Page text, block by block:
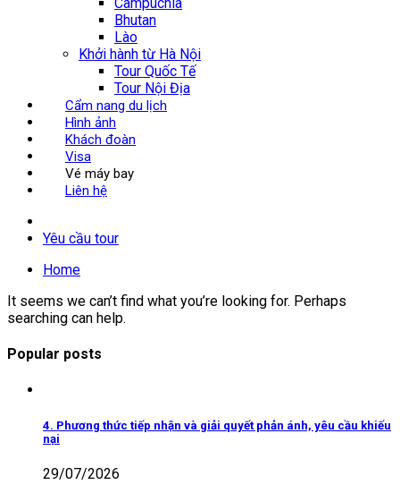
Bhutan
Lào
Khởi hành từ Hà Nội
Tour Quốc Tế
Tour Nội Địa
Cẩm nang du lịch
Hình ảnh
Khách đoàn
Visa
Vé máy bay
Liên hệ
Yêu cầu tour
Home
It seems we can’t find what you’re looking for. Perhaps
searching can help.
Popular posts
4. Phương thức tiếp nhận và giải quyết phản ánh, yêu cầu khiếu
nại
29/07/2026